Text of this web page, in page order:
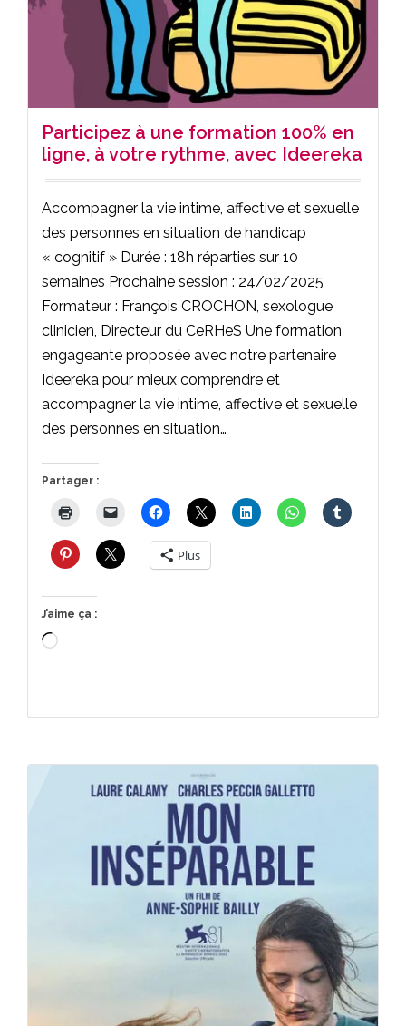
Participez à une formation 100% en
ligne, à votre rythme, avec Ideereka
Accompagner la vie intime, affective et sexuelle
des personnes en situation de handicap
« cognitif » Durée : 18h réparties sur 10
semaines Prochaine session : 24/02/2025
Formateur : François CROCHON, sexologue
clinicien, Directeur du CeRHeS Une formation
engageante proposée avec notre partenaire
Ideereka pour mieux comprendre et
accompagner la vie intime, affective et sexuelle
des personnes en situation…
Partager :
Plus
J’aime ça :
Chargement…